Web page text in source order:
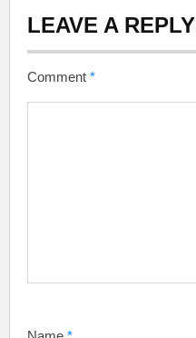
LEAVE A REPLY
Comment *